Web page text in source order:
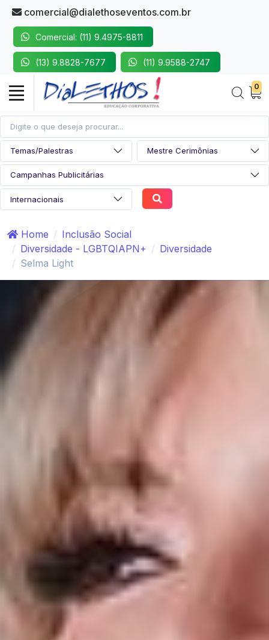
comercial@dialethoseventos.com.br
Comercial: (11) 9.4975-8811
(13) 9.8828-7677 (11) 9.9588-2747
0
Home
Inclusão Social
Diversidade - LGBTQIAPN+
Diversidade
Selma Light